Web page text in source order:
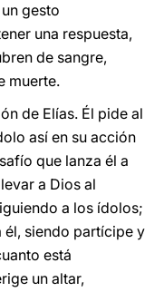
gesto
una respuesta,
de sangre,
muerte.
de Elías. Él pide al
así en su acción
que lanza él a
a Dios al
a los ídolos;
él, siendo partícipe y
está
un altar,